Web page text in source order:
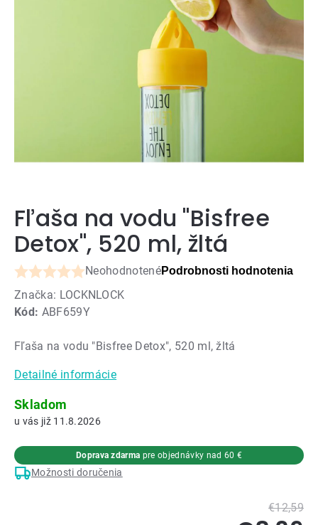
Fľaša na vodu "Bisfree
Detox", 520 ml, žltá
Kód: ABF659Y
Priemerné
hodnotenie
produktu
0,0
5
hviezdičiek.
NeohodnotenéPodrobnosti hodnotenia
Značka: LOCKNLOCK
Fľaša na vodu "Bisfree Detox", 520 ml, žltá
Detailné informácie
Skladom
11.8.2026
Možnosti doručenia
Doprava zdarma pre objednávky nad 60 €
€12,59